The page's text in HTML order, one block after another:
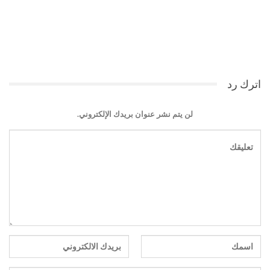
اترك رد
لن يتم نشر عنوان بريدك الإلكتروني.